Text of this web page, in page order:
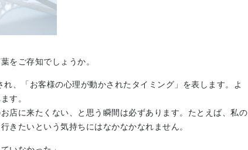
をご存知でしょうか。
、「お客様の心理が動かされたタイミング」を表します。よ
す。
店に来たくない、と思う瞬間は必ずあります。たとえば、私の
きたいという気持ちにはなかなかなれません。